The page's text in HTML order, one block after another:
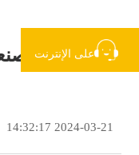
أفضل
2024-03-21 14:32:17
على الإنترنت